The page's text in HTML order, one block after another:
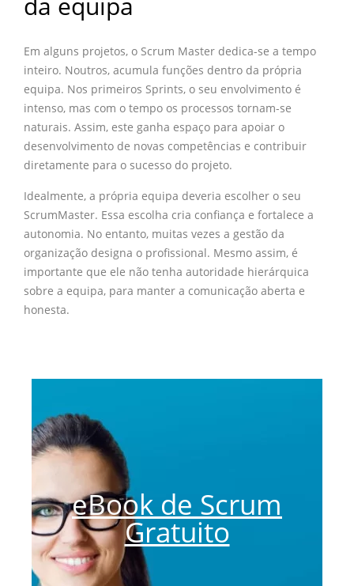
Em alguns projetos, o Scrum Master dedica-se a tempo
inteiro. Noutros, acumula funções dentro da própria
equipa. Nos primeiros Sprints, o seu envolvimento é
intenso, mas com o tempo os processos tornam-se
naturais. Assim, este ganha espaço para apoiar o
desenvolvimento de novas competências e contribuir
diretamente para o sucesso do projeto.
Idealmente, a própria equipa deveria escolher o seu
ScrumMaster. Essa escolha cria confiança e fortalece a
autonomia. No entanto, muitas vezes a gestão da
organização designa o profissional. Mesmo assim, é
importante que ele não tenha autoridade hierárquica
sobre a equipa, para manter a comunicação aberta e
honesta.
eBook de Scrum
Gratuito